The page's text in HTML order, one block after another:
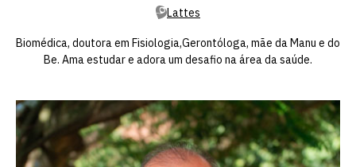
Lattes
Biomédica, doutora em Fisiologia,Gerontóloga, mãe da Manu e do
Be. Ama estudar e adora um desafio na área da saúde.